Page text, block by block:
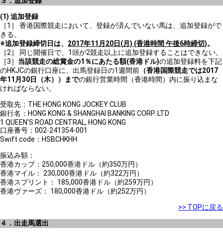
(1) 追加登録
［1］ 香港国際競走において、登録が済んでいない馬は、追加登録がで
きる。
※追加登録締切日は、 2017年11月20日(月) (香港時間 午後6時締切)。
［2］ 同じ開催日で、1頭が2競走以上に追加登録することはできない。
［3］ 当該競走の総賞金の1％にあたる額(香港ドル)の追加登録料を下記
のHKJCの銀行口座に、出馬登録日の1週間前 （香港国際競走では2017
年11月30日（木））までの銀行営業時間（香港時間）内に振り込まな
ければならない。
受取先：THE HONG KONG JOCKEY CLUB
銀行名：HONG KONG & SHANGHAI BANKING CORP. LTD
1 QUEEN'S ROAD CENTRAL, HONG KONG
口座番号：002-241354-001
Swift code：HSBCHKHH
振込み額：
香港カップ：250,000香港ドル（約350万円）
香港マイル： 230,000香港ドル（約322万円）
香港スプリント： 185,000香港ドル（約259万円）
香港ヴァーズ： 180,000香港ドル（約252万円）
>> TOPに戻る
４．出走馬選出